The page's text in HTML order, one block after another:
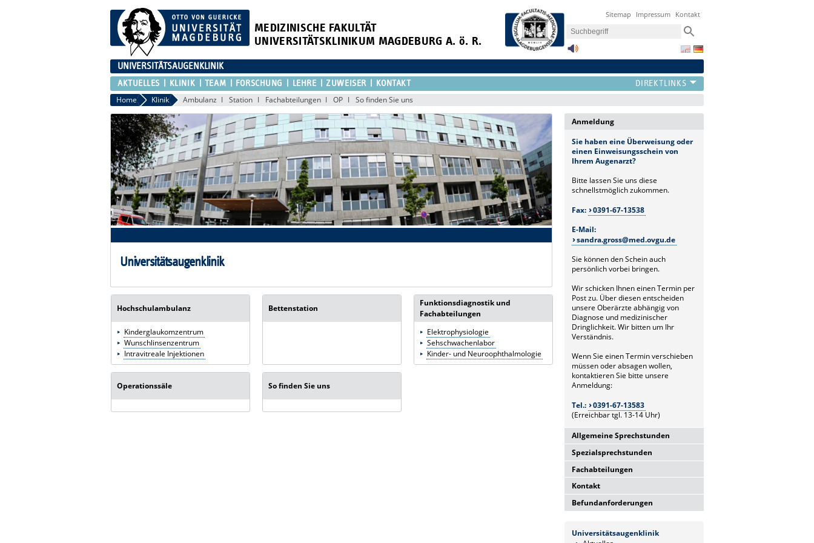
MEDIZINISCHE FAKULTÄT
UNIVERSITÄTSKLINIKUM MAGDEBURG A. ö. R.
Sitemap Impressum Kontakt
UNIVERSITÄTSAUGENKLINIK
AKTUELLES KLINIK TEAM FORSCHUNG LEHRE ZUWEISER KONTAKT
Home Klinik Ambulanz Station Fachabteilungen OP So finden Sie uns
Universitätsaugenklinik
Hochschulambulanz
Kinderglaukomzentrum
Wunschlinsenzentrum
Intravitreale Injektionen
Bettenstation
Funktionsdiagnostik und
Fachabteilungen
Elektrophysiologie
Sehschwachenlabor
Kinder- und Neuroophthalmologie
Operationssäle So finden Sie uns
Anmeldung
Sie haben eine Überweisung oder
einen Einweisungsschein von
Ihrem Augenarzt?
Bitte lassen Sie uns diese
schnellstmöglich zukommen.
Fax:
0391-67-13538
E-Mail:
sandra.gross@med.ovgu.de
Sie können den Schein auch
persönlich vorbei bringen.
Wir schicken Ihnen einen Termin per
Post zu. Über diesen entscheiden
unsere Oberärzte abhängig von
Diagnose und medizinischer
Dringlichkeit. Wir bitten um Ihr
Verständnis.
Wenn Sie einen Termin verschieben
müssen oder absagen wollen,
kontaktieren Sie bitte unsere
Anmeldung:
Tel.:
0391-67-13583
(Erreichbar tgl. 13-14 Uhr)
Allgemeine Sprechstunden
Allgemeine Hochschulambulanz
Mo-Fr. 7.00-15.30 Uhr
Anmeldung über Poliklinik
(13.00-14.00 Uhr)
Tel.: 0391-67-13583
und nach Vereinbarung
Spezialsprechstunden
Glaukomsprechstunde
Mo-Fr. 8.00-15.30 Uhr
Anmeldung über Poliklinik
(13.00-14.00 Uhr)
Tel.: 0391-67-13583
AMD-Sprechstunde (Intravitreale
Fachabteilungen
Laserabteilung
Mo.-Fr. 8.00-14.00 Uhr
Anmeldung über Poliklinik
Tel.:
0391-67-13583
Kontakt
Universitätsklinikum Magdeburg
Leipziger Str. 44 (Haus 60b)
Befundanforderungen
entweder per Mail oder Fax:
Universitätsaugenklinik